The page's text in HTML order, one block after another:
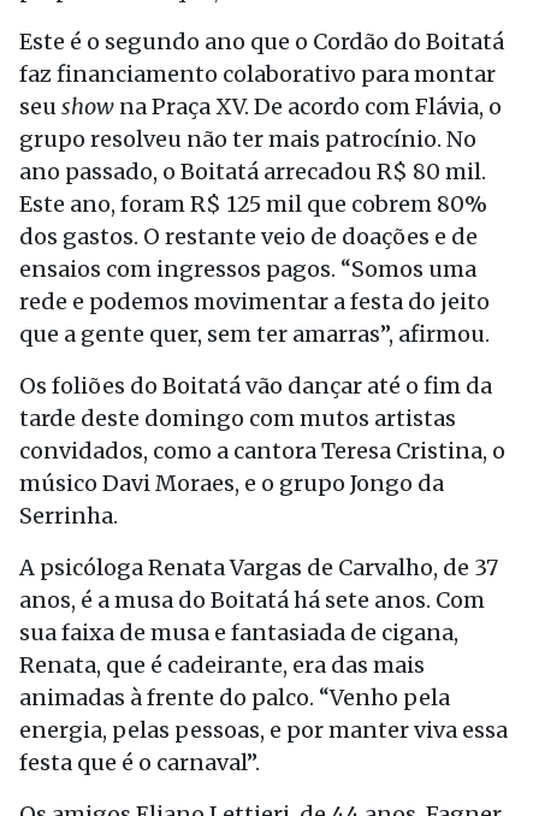
Este é o segundo ano que o Cordão do Boitatá
faz financiamento colaborativo para montar
seushow na Praça XV. De acordo com Flávia, o
grupo resolveu não ter mais patrocínio. No
ano passado, o Boitatá arrecadou R$ 80 mil.
Este ano, foram R$ 125 mil que cobrem 80%
dos gastos. O restante veio de doações e de
ensaios com ingressos pagos. “Somos uma
rede e podemos movimentar a festa do jeito
que a gente quer, sem ter amarras”, afirmou.
Os foliões do Boitatá vão dançar até o fim da
tarde deste domingo com mutos artistas
convidados, como a cantora Teresa Cristina, o
músico Davi Moraes, e o grupo Jongo da
Serrinha.
A psicóloga Renata Vargas de Carvalho, de 37
anos, é a musa do Boitatá há sete anos. Com
sua faixa de musa e fantasiada de cigana,
Renata, que é cadeirante, era das mais
animadas à frente do palco. “Venho pela
energia, pelas pessoas, e por manter viva essa
festa que é o carnaval”.